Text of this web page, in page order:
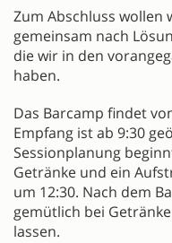
Zum Abschluss wollen
gemeinsam nach
die wir in den
haben.
Das Barcamp findet
Empfang ist ab 9:30
Sessionplanung
Getränke und ein
um 12:30. Nach dem
gemütlich bei
lassen.